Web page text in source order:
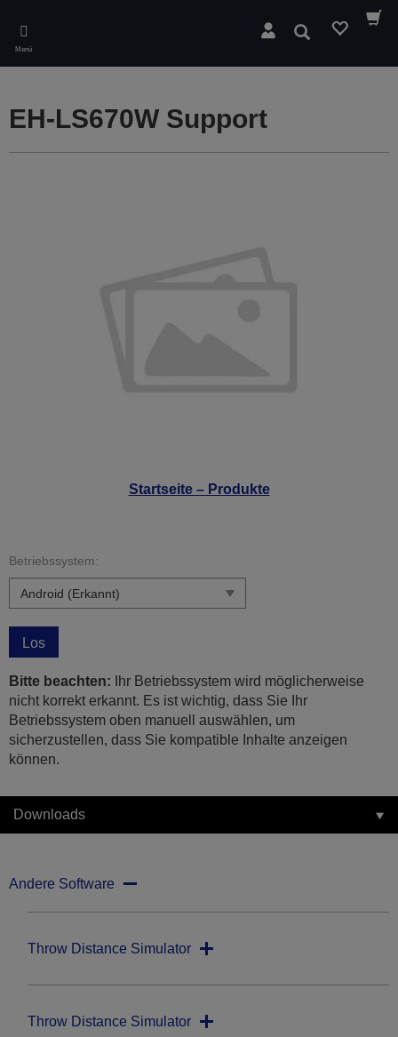
main
content
Menü
Suchen
Startseite – Produkte
EH-LS670W Support
Betriebssystem:
Los
Bitte beachten: Ihr Betriebssystem wird möglicherweise
nicht korrekt erkannt. Es ist wichtig, dass Sie Ihr
Betriebssystem oben manuell auswählen, um
sicherzustellen, dass Sie kompatible Inhalte anzeigen
können.
Downloads
Andere Software
Throw Distance Simulator
Throw Distance Simulator